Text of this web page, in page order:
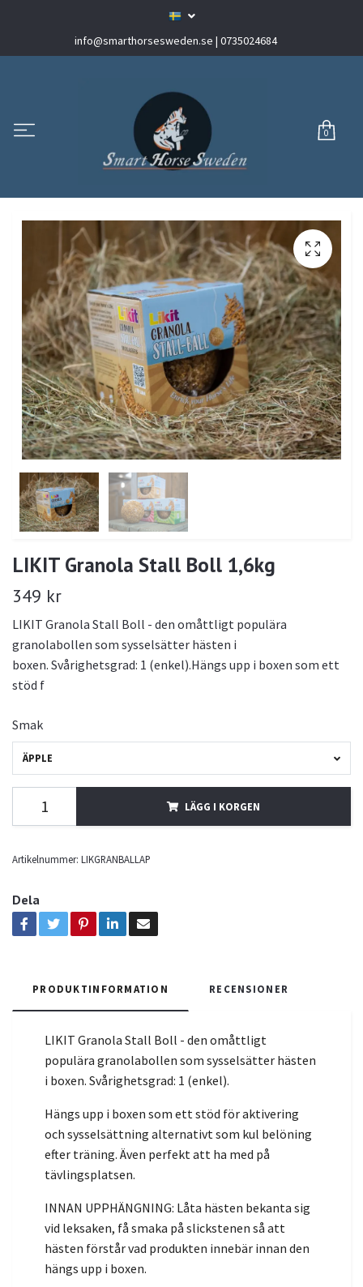
info@smarthorsesweden.se | 0735024684
0
LIKIT Granola Stall Boll 1,6kg
349 kr
LIKIT Granola Stall Boll - den omåttligt populära
granolabollen som sysselsätter hästen i
boxen. Svårighetsgrad: 1 (enkel).Hängs upp i boxen som ett
stöd f
Smak
ÄPPLE
LÄGG I KORGEN
Artikelnummer: LIKGRANBALLAP
Dela
PRODUKTINFORMATION RECENSIONER
LIKIT Granola Stall Boll - den omåttligt
populära granolabollen som sysselsätter hästen
i boxen. Svårighetsgrad: 1 (enkel).
Hängs upp i boxen som ett stöd för aktivering
och sysselsättning alternativt som kul belöning
efter träning. Även perfekt att ha med på
tävlingsplatsen.
INNAN UPPHÄNGNING: Låta hästen bekanta sig
vid leksaken, få smaka på slickstenen så att
hästen förstår vad produkten innebär innan den
hängs upp i boxen.